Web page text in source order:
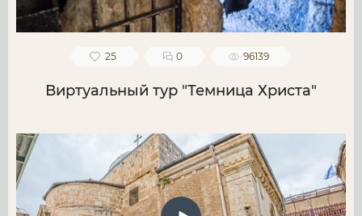
25 0 96139
Виртуальный тур "Темница Христа"